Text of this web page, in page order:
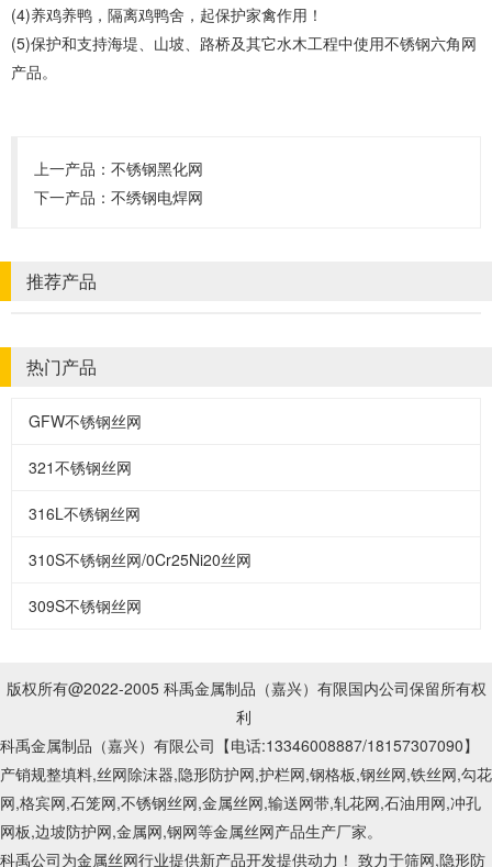
(4)养鸡养鸭，隔离鸡鸭舍，起保护家禽作用！
(5)保护和支持海堤、山坡、路桥及其它水木工程中使用不锈钢六角网
产品。
上一产品： 不锈钢黑化网
下一产品： 不绣钢电焊网
推荐产品
热门产品
GFW不锈钢丝网
321不锈钢丝网
316L不锈钢丝网
310S不锈钢丝网/0Cr25Ni20丝网
309S不锈钢丝网
版权所有@2022-2005 科禹金属制品（嘉兴）有限国内公司保留所有权
利
科禹金属制品（嘉兴）有限公司【电话:13346008887/18157307090】
产销规整填料,丝网除沫器,隐形防护网,护栏网,钢格板,钢丝网,铁丝网,勾花
网,格宾网,石笼网,不锈钢丝网,金属丝网,输送网带,轧花网,石油用网,冲孔
网板,边坡防护网,金属网,钢网等金属丝网产品生产厂家。
科禹公司为金属丝网行业提供新产品开发提供动力！ 致力于筛网,隐形防